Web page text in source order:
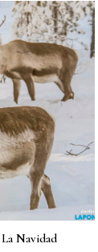
Navidad